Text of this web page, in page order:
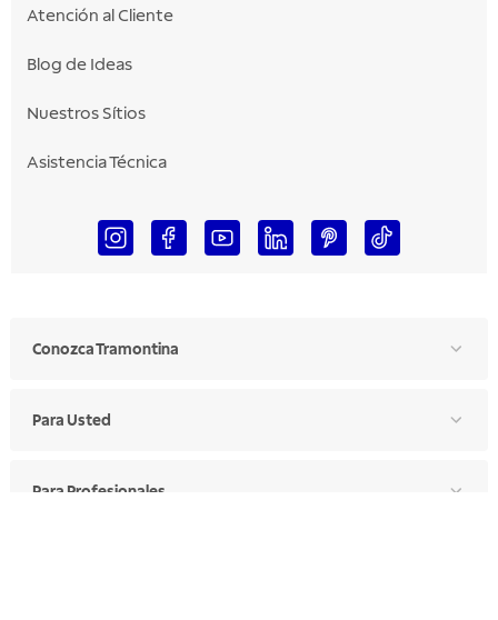
Atención al Cliente
Blog de Ideas
Nuestros Sítios
Asistencia Técnica
Conozca Tramontina
Para Usted
Para Profesionales